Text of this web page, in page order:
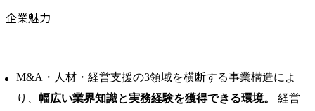
企業魅力
M&A・人材・経営支援の3領域を横断する事業構造によ
り、 幅広い業界知識と実務経験を獲得できる環境。
経営